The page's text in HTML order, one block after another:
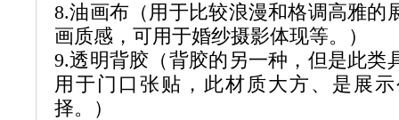
8.油画布（用于比较浪漫和格调高雅的
画质感，可用于婚纱摄影体现等。）
9.透明背胶（背胶的另一种，但是此类
用于门口张贴，此材质大方、是展
择。）